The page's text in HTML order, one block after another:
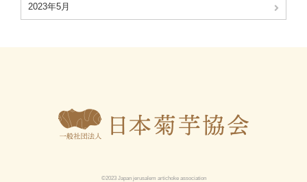
2023年5月
©2023 Japan jerusalem artichoke association